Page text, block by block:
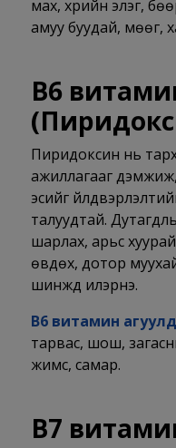
мах, үхрийн элэг,
амуу буудай, мөөг,
В6
(
Пиридоксин нь
ажиллагааг
эсийг
талуудтай.
шарлах, арьс
өвдөх, дотор
шинжүүд илэрнэ.
В6 витамин
тарвас, шош,
жимс, самар.
В7